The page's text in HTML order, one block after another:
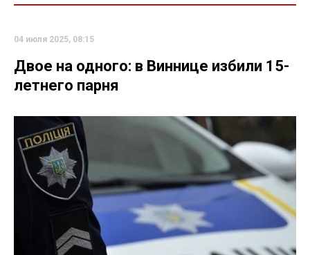
04 июля 2025, 08:15
Двое на одного: в Виннице избили 15-
летнего парня